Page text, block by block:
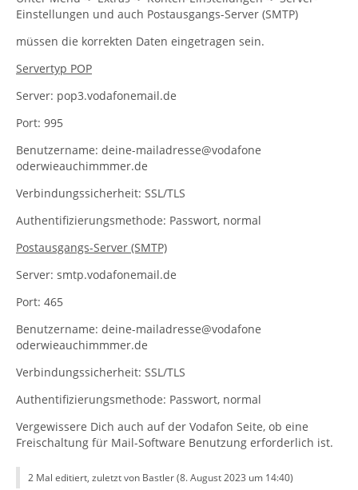
Einstellungen und auch Postausgangs-Server (SMTP)
müssen die korrekten Daten eingetragen sein.
Servertyp POP
Server: pop3.vodafonemail.de
Port: 995
Benutzername: deine-mailadresse@vodafone
oderwieauchimmmer.de
Verbindungssicherheit: SSL/TLS
Authentifizierungsmethode: Passwort, normal
Postausgangs-Server (SMTP)
Server: smtp.vodafonemail.de
Port: 465
Benutzername: deine-mailadresse@vodafone
oderwieauchimmmer.de
Verbindungssicherheit: SSL/TLS
Authentifizierungsmethode: Passwort, normal
Vergewissere Dich auch auf der Vodafon Seite, ob eine
Freischaltung für Mail-Software Benutzung erforderlich ist.
2 Mal editiert, zuletzt von Bastler (8. August 2023 um 14:40)